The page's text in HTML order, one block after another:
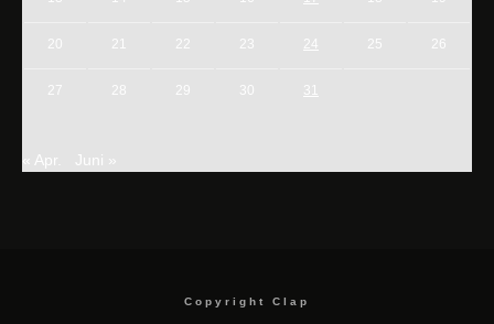
20 21 22 23 24 25 26
27 28 29 30 31
« Apr. Juni »
Copyright Clap